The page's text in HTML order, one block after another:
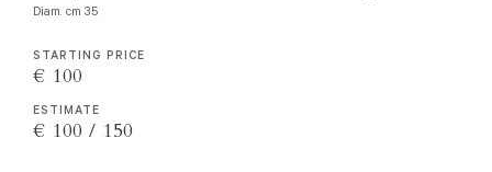
Diam. cm 35
STARTING PRICE
€ 100
ESTIMATE
€ 100 / 150